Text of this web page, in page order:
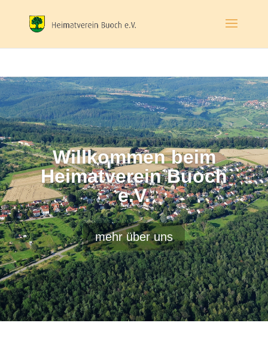
Willkommen beim
Heimatverein Buoch
e.V.
mehr über uns